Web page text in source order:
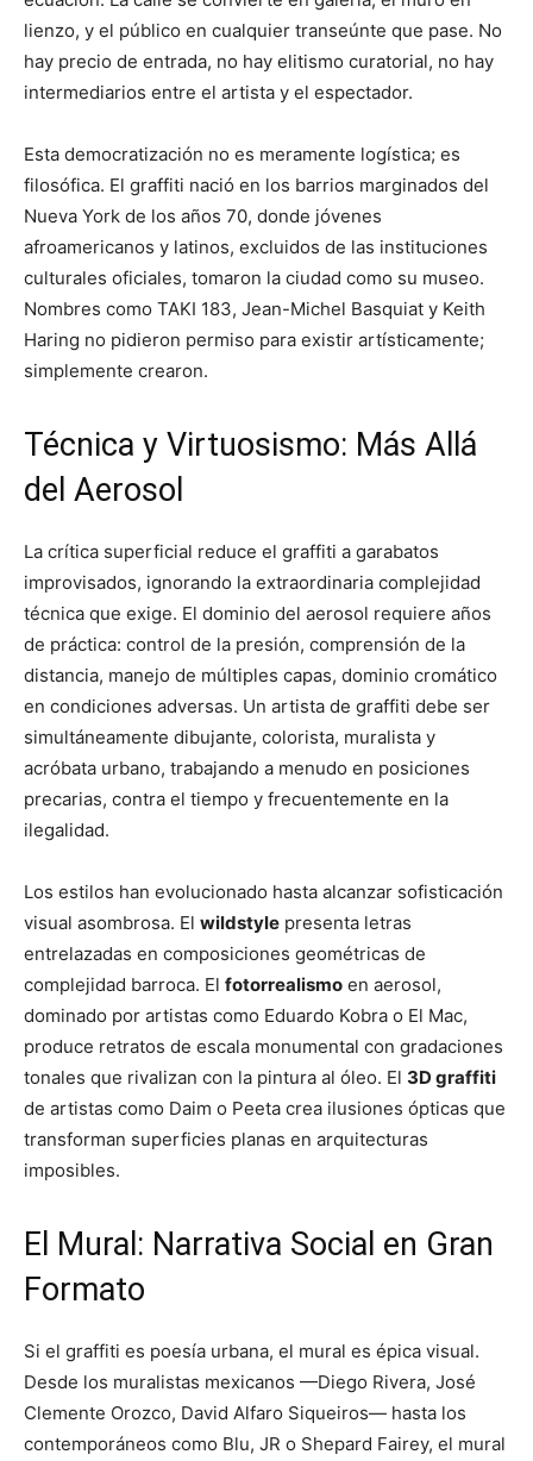
lienzo, y el público en cualquier transeúnte que pase. No
hay precio de entrada, no hay elitismo curatorial, no hay
intermediarios entre el artista y el espectador.
Esta democratización no es meramente logística; es
filosófica. El graffiti nació en los barrios marginados del
Nueva York de los años 70, donde jóvenes
afroamericanos y latinos, excluidos de las instituciones
culturales oficiales, tomaron la ciudad como su museo.
Nombres como TAKI 183, Jean-Michel Basquiat y Keith
Haring no pidieron permiso para existir artísticamente;
simplemente crearon.
Técnica y Virtuosismo: Más Allá
del Aerosol
La crítica superficial reduce el graffiti a garabatos
improvisados, ignorando la extraordinaria complejidad
técnica que exige. El dominio del aerosol requiere años
de práctica: control de la presión, comprensión de la
distancia, manejo de múltiples capas, dominio cromático
en condiciones adversas. Un artista de graffiti debe ser
simultáneamente dibujante, colorista, muralista y
acróbata urbano, trabajando a menudo en posiciones
precarias, contra el tiempo y frecuentemente en la
ilegalidad.
Los estilos han evolucionado hasta alcanzar sofisticación
visual asombrosa. El wildstyle presenta letras
entrelazadas en composiciones geométricas de
complejidad barroca. El fotorrealismo en aerosol,
dominado por artistas como Eduardo Kobra o El Mac,
produce retratos de escala monumental con gradaciones
tonales que rivalizan con la pintura al óleo. El 3D graffiti
de artistas como Daim o Peeta crea ilusiones ópticas que
transforman superficies planas en arquitecturas
imposibles.
El Mural: Narrativa Social en Gran
Formato
Si el graffiti es poesía urbana, el mural es épica visual.
Desde los muralistas mexicanos —Diego Rivera, José
Clemente Orozco, David Alfaro Siqueiros— hasta los
contemporáneos como Blu, JR o Shepard Fairey, el mural